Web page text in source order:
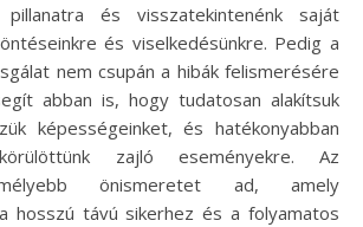
pillanatra és visszatekintenénk saját
és viselkedésünkre. Pedig a
nem csupán a hibák felismerésére
abban is, hogy tudatosan alakítsuk
képességeinket, és hatékonyabban
zajló eseményekre. Az
önismeretet ad, amely
hosszú távú sikerhez és a folyamatos